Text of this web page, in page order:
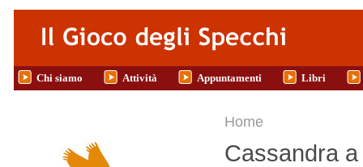
Salta al contenuto principale
Chi siamo Attività Appuntamenti Libri
Tu sei qui
Home
Cassandra